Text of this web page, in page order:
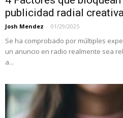
publicidad radial
Josh Mendez - 01/29/2025
Se ha comprobado por múltiples
un anuncio en radio realmente sea
a...